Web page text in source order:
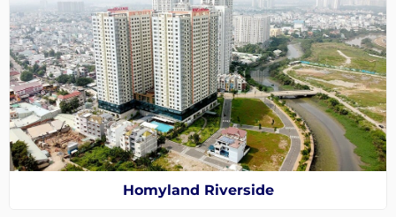
Homyland Riverside